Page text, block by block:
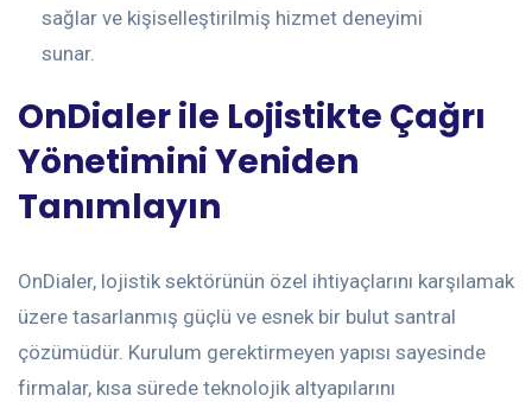
sağlar ve kişiselleştirilmiş hizmet deneyimi
sunar.
OnDialer ile Lojistikte Çağrı
Yönetimini Yeniden
Tanımlayın
OnDialer, lojistik sektörünün özel ihtiyaçlarını karşılamak
üzere tasarlanmış güçlü ve esnek bir bulut santral
çözümüdür. Kurulum gerektirmeyen yapısı sayesinde
firmalar, kısa sürede teknolojik altyapılarını